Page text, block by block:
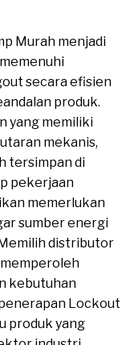
Murah menjadi
secara efisien
produk.
yang memiliki
mekanis,
tersimpan di
pekerjaan
memerlukan
sumber energi
distributor
kebutuhan
Lockout
produk yang